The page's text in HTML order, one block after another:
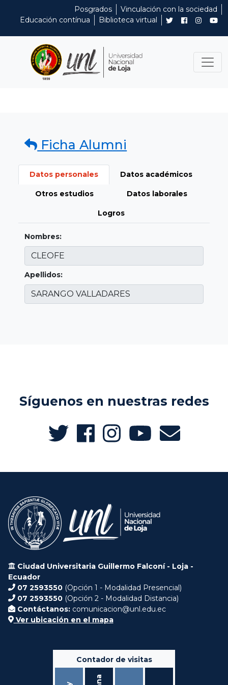
Posgrados
Vinculación con la sociedad
Educación contínua
Biblioteca virtual
Ficha Alumni
Datos personales Datos académicos
Otros estudios Datos laborales
Logros
Nombres:
Apellidos:
Síguenos en nuestras redes
Ciudad Universitaria Guillermo Falconí - Loja -
Ecuador
07 2593550 (Opción 1 - Modalidad Presencial)
07 2593550 (Opción 2 - Modalidad Distancia)
Contáctanos: comunicacion@unl.edu.ec
Ver ubicación en el mapa
Contador de visitas